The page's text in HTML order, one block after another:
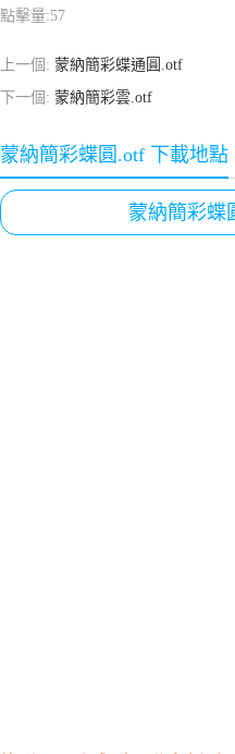
點擊量:57
上一個: 蒙納簡彩蝶通圓.otf
下一個: 蒙納簡彩雲.otf
蒙納簡彩蝶圓.otf 下載地點
蒙納簡彩蝶